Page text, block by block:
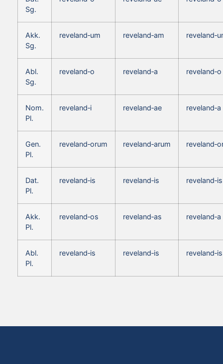
Sg.
Akk.
Sg.
reveland‑um reveland‑am
Abl.
Sg.
reveland‑o reveland‑a reveland‑o
Nom.
Pl.
reveland‑i reveland‑ae reveland‑a
Gen.
Pl.
reveland‑orum reveland‑arum
Dat.
Pl.
reveland‑is reveland‑is reveland‑is
Akk.
Pl.
reveland‑os reveland‑as reveland‑a
Abl.
Pl.
reveland‑is reveland‑is reveland‑is